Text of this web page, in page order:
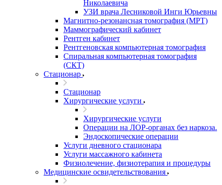
Николаевича
УЗИ врача Лесниковой Инги Юрьевны
Магнитно-резонансная томография (МРТ)
Маммографический кабинет
Рентген кабинет
Рентгеновская компьютерная томография
Спиральная компьютерная томография
(СКТ)
Стационар
Стационар
Хирургические услуги
Хирургические услуги
Операции на ЛОР-органах без наркоза.
Эндоскопические операции
Услуги дневного стационара
Услуги массажного кабинета
Физиолечение, физиотерапия и процедуры
Медицинские освидетельствования